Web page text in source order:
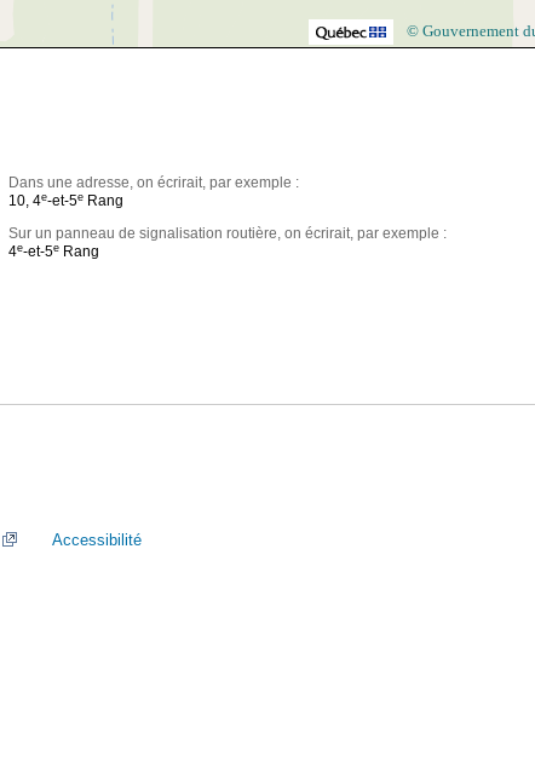
© Gouvernement
Dans une adresse, on écrirait, par exemple :
10, 4e-et-5e Rang
Sur un panneau de signalisation routière, on écrirait, par exemple :
4e-et-5e Rang
Accessibilité